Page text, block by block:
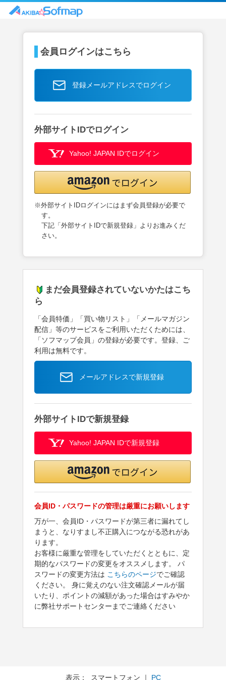
会員ログインはこちら
登録メールアドレスでログイン
外部サイトIDでログイン
Yahoo! JAPAN IDでログイン
※外部サイトIDログインにはまず会員登録が必要で
す。
下記「外部サイトIDで新規登録」よりお進みくだ
さい。
まだ会員登録されていないかたはこち
ら
「会員特価」「買い物リスト」「メールマガジン
配信」等のサービスをご利用いただくためには、
「ソフマップ会員」の登録が必要です。登録、ご
利用は無料です。
メールアドレスで新規登録
外部サイトIDで新規登録
Yahoo! JAPAN IDで新規登録
会員ID・パスワードの管理は厳重にお願いします
万が一、会員ID・パスワードが第三者に漏れてし
まうと、なりすまし不正購入につながる恐れがあ
ります。
お客様に厳重な管理をしていただくとともに、定
期的なパスワードの変更をオススメします。 パ
スワードの変更方法は こちらのページでご確認
ください。 身に覚えのない注文確認メールが届
いたり、ポイントの減額があった場合はすみやか
に弊社サポートセンターまでご連絡ください
表示： スマートフォン ｜ PC